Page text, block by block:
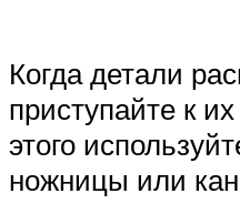
Когда детали
приступайте к
этого
ножницы или